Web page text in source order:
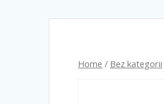
Home / Bez kategorii